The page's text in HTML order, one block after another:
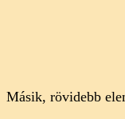
Másik, rövidebb